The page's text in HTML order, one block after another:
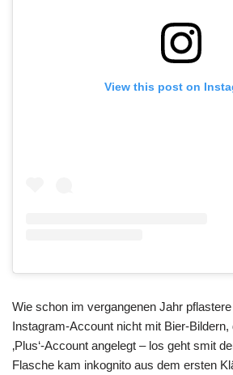
View this post on
Wie schon im vergangenen Jahr
Instagram-Account nicht mit Bier-Bildern,
‚Plus‘-Account angelegt – los geht smit
Flasche kam inkognito aus dem ersten